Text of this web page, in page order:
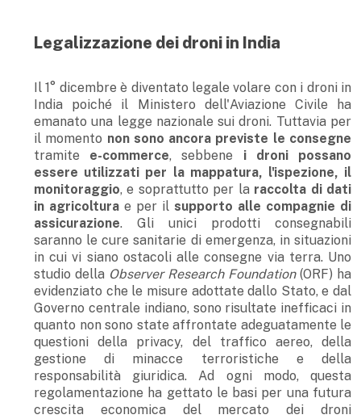
Legalizzazione dei droni in India
Il 1° dicembre è diventato legale volare con i droni in
India poiché il Ministero dell'Aviazione Civile ha
emanato una legge nazionale sui droni. Tuttavia per
il momento non sono ancora previste le consegne
tramite e-commerce, sebbene i droni possano
essere utilizzati per la mappatura, l'ispezione, il
monitoraggio, e soprattutto per la raccolta di dati
in agricoltura e per il supporto alle compagnie di
assicurazione. Gli unici prodotti consegnabili
saranno le cure sanitarie di emergenza, in situazioni
in cui vi siano ostacoli alle consegne via terra. Uno
studio della Observer Research Foundation(ORF) ha
evidenziato che le misure adottate dallo Stato, e dal
Governo centrale indiano, sono risultate inefficaci in
quanto non sono state affrontate adeguatamente le
questioni della privacy, del traffico aereo, della
gestione di minacce terroristiche e della
responsabilità giuridica. Ad ogni modo, questa
regolamentazione ha gettato le basi per una futura
crescita economica del mercato dei droni